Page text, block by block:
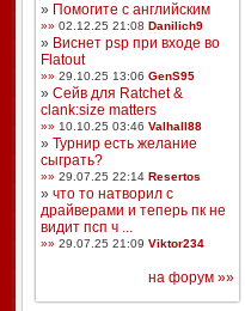
» Помогите с английским
»» 02.12.25 21:08 Danilich9
» Виснет psp при входе во
Flatout
»» 29.10.25 13:06 GenS95
» Сейв для Ratchet &
clank:size matters
»» 10.10.25 03:46 Valhall88
» Турнир есть желание
сыграть?
»» 29.07.25 22:14 Resertos
» что то натворил с
драйверами и теперь пк не
видит псп ч ...
»» 29.07.25 21:09 Viktor234
на форум »»